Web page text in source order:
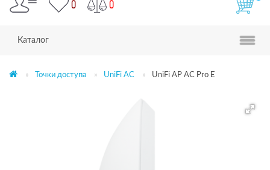
0 0
Каталог
Точки доступа UniFi AC UniFi AP AC Pro E